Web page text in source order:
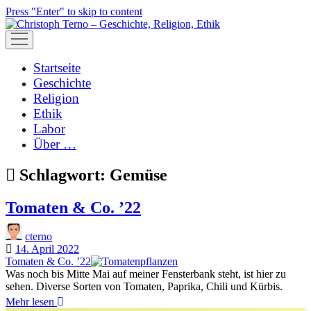
Press "Enter" to skip to content
open
menu
Startseite
Geschichte
Religion
Ethik
Labor
Über …
Schlagwort: Gemüse
Tomaten & Co. ʼ22
cterno
14. April 2022
Tomaten & Co. ʼ22
Was noch bis Mitte Mai auf meiner Fensterbank steht, ist hier zu
sehen. Diverse Sorten von Tomaten, Paprika, Chili und Kürbis.
Mehr lesen Tomaten